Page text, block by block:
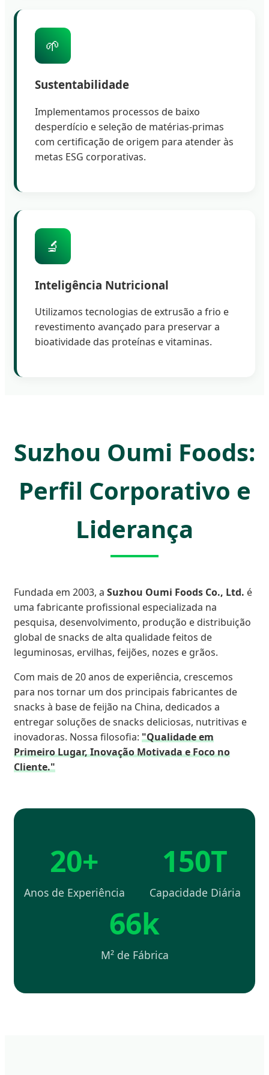
🌱
Sustentabilidade
Implementamos processos de baixo
desperdício e seleção de matérias-primas
com certificação de origem para atender às
metas ESG corporativas.
🔬
Inteligência Nutricional
Utilizamos tecnologias de extrusão a frio e
revestimento avançado para preservar a
bioatividade das proteínas e vitaminas.
Suzhou Oumi Foods:
Perfil Corporativo e
Liderança
Fundada em 2003, a Suzhou Oumi Foods Co., Ltd. é
uma fabricante profissional especializada na
pesquisa, desenvolvimento, produção e distribuição
global de snacks de alta qualidade feitos de
leguminosas, ervilhas, feijões, nozes e grãos.
Com mais de 20 anos de experiência, crescemos
para nos tornar um dos principais fabricantes de
snacks à base de feijão na China, dedicados a
entregar soluções de snacks deliciosas, nutritivas e
inovadoras. Nossa filosofia: "Qualidade em
Primeiro Lugar, Inovação Motivada e Foco no
Cliente."
20+
Anos de Experiência
150T
Capacidade Diária
66k
M² de Fábrica